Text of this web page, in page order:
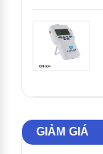
GIẢM GIÁ